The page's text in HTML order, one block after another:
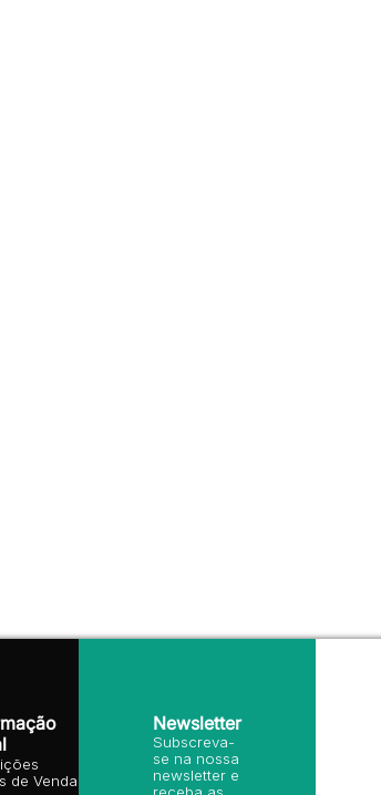
de Venda
Newsletter
Subscreva-
se na nossa
newsletter e